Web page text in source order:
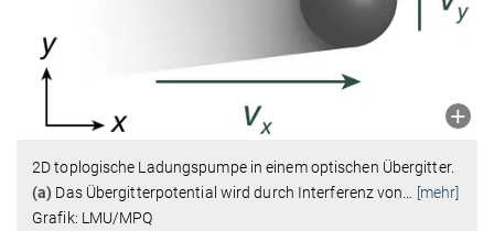
2D toplogische Ladungspumpe in einem optischen Übergitter.
(a) Das Übergitterpotential wird durch Interferenz von
[mehr]
Grafik: LMU/MPQ